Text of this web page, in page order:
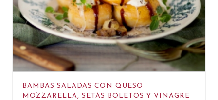
BAMBAS SALADAS CON QUESO
MOZZARELLA, SETAS BOLETOS Y VINAGRE